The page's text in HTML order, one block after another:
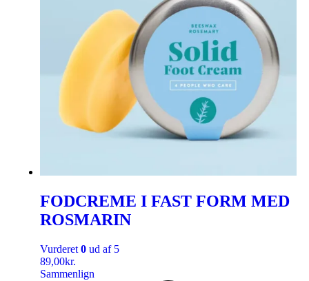
FODCREME I FAST FORM MED
ROSMARIN
Vurderet 0 ud af 5
89,00kr.
Sammenlign